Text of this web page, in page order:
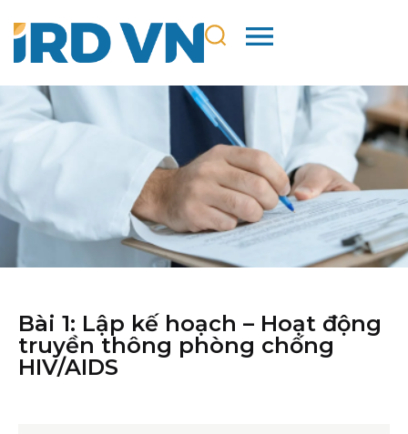
Bài 1: Lập kế hoạch – Hoạt động
truyền thông phòng chống
HIV/AIDS